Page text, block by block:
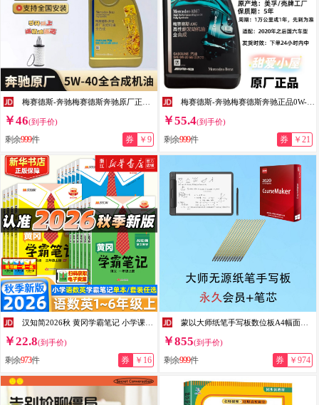
￥46(到手价)
剩余999件 券 ￥9
￥55.4(到手价)
剩余999件 券 ￥21
￥22.8(到手价)
剩余973件 券 ￥16
￥855(到手价)
剩余999件 券 ￥974